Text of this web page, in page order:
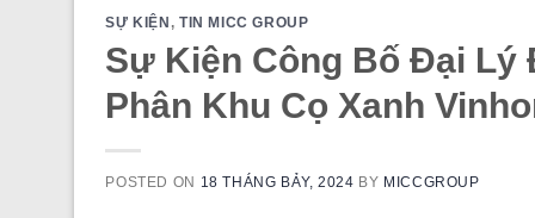
SỰ KIỆN , TIN MICC GROUP
Sự Kiện Công Bố Đại Lý
Phân Khu Cọ Xanh
POSTED ON 18 THÁNG BẢY, 2024 BY MICCGROUP